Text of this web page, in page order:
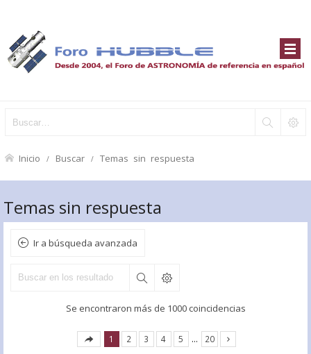
Inicio Buscar Temas sin respuesta
Temas sin respuesta
Ir a búsqueda avanzada
Se encontraron más de 1000 coincidencias
1 2 3 4 5 … 20